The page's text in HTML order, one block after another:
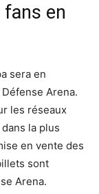
en
sera en
Arena.
les réseaux
la plus
en vente des
sont
Arena.